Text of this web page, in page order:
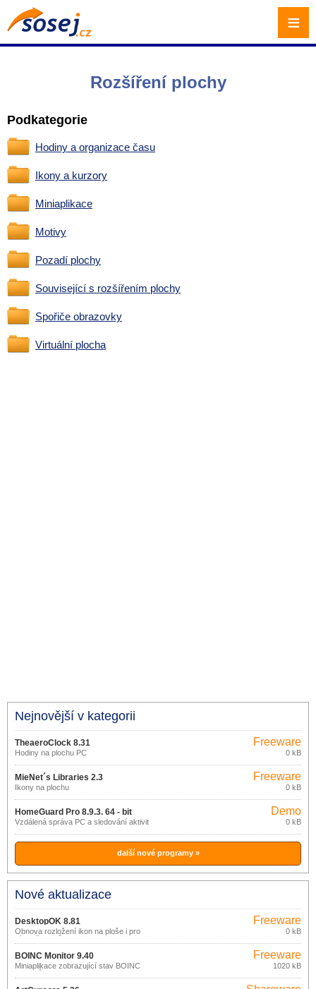
Rozšíření plochy
Podkategorie
Hodiny a organizace času
Ikony a kurzory
Miniaplikace
Motivy
Pozadí plochy
Související s rozšířením plochy
Spořiče obrazovky
Virtuální plocha
Nejnovější v kategorii
TheaeroClock 8.31
Hodiny na plochu PC
Freeware
0 kB
MieNet´s Libraries 2.3
Ikony na plochu
Freeware
0 kB
HomeGuard Pro 8.9.3. 64 - bit
Vzdálená správa PC a sledování aktivit
Demo
0 kB
další nové programy »
Nové aktualizace
DesktopOK 8.81
Obnova rozložení ikon na ploše i pro
více uživatelů.
Freeware
0 kB
BOINC Monitor 9.40
Miniaplikace zobrazující stav BOINC
projektů.
Freeware
1020 kB
≡